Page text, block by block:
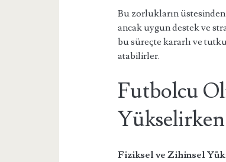
Bu zorlukların
ancak uygun destek ve
bu süreçte kararlı ve
atabilirler.
Futbolcu
Fiziksel ve Zihinsel Yük